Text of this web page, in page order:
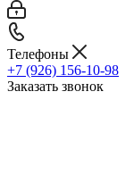
Телефоны
+7 (926) 156-10-98
Заказать звонок